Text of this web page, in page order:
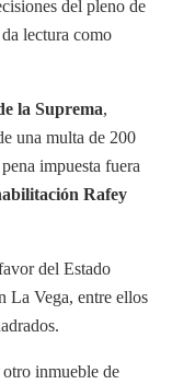
del pleno de
lectura como
la Suprema,
una multa de 200
impuesta fuera
Rafey
del Estado
La Vega, entre ellos
inmueble de